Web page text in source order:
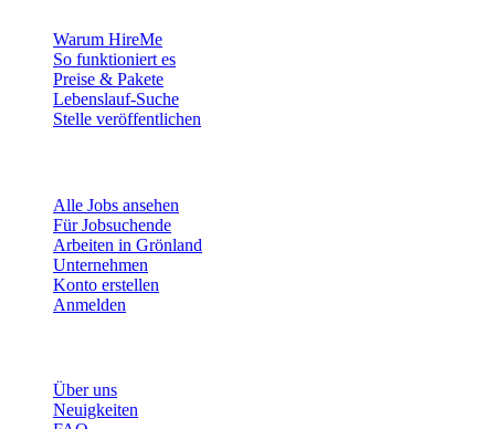
Warum HireMe
So funktioniert es
Preise & Pakete
Lebenslauf-Suche
Stelle veröffentlichen
Alle Jobs ansehen
Für Jobsuchende
Arbeiten in Grönland
Unternehmen
Konto erstellen
Anmelden
Über uns
Neuigkeiten